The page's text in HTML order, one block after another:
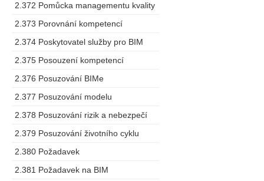
2.372 Pomůcka managementu kvality
2.373 Porovnání kompetencí
2.374 Poskytovatel služby pro BIM
2.375 Posouzení kompetencí
2.376 Posuzování BIMe
2.377 Posuzování modelu
2.378 Posuzování rizik a nebezpečí
2.379 Posuzování životního cyklu
2.380 Požadavek
2.381 Požadavek na BIM